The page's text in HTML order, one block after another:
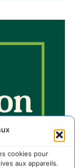
cookies pour
aux appareils.